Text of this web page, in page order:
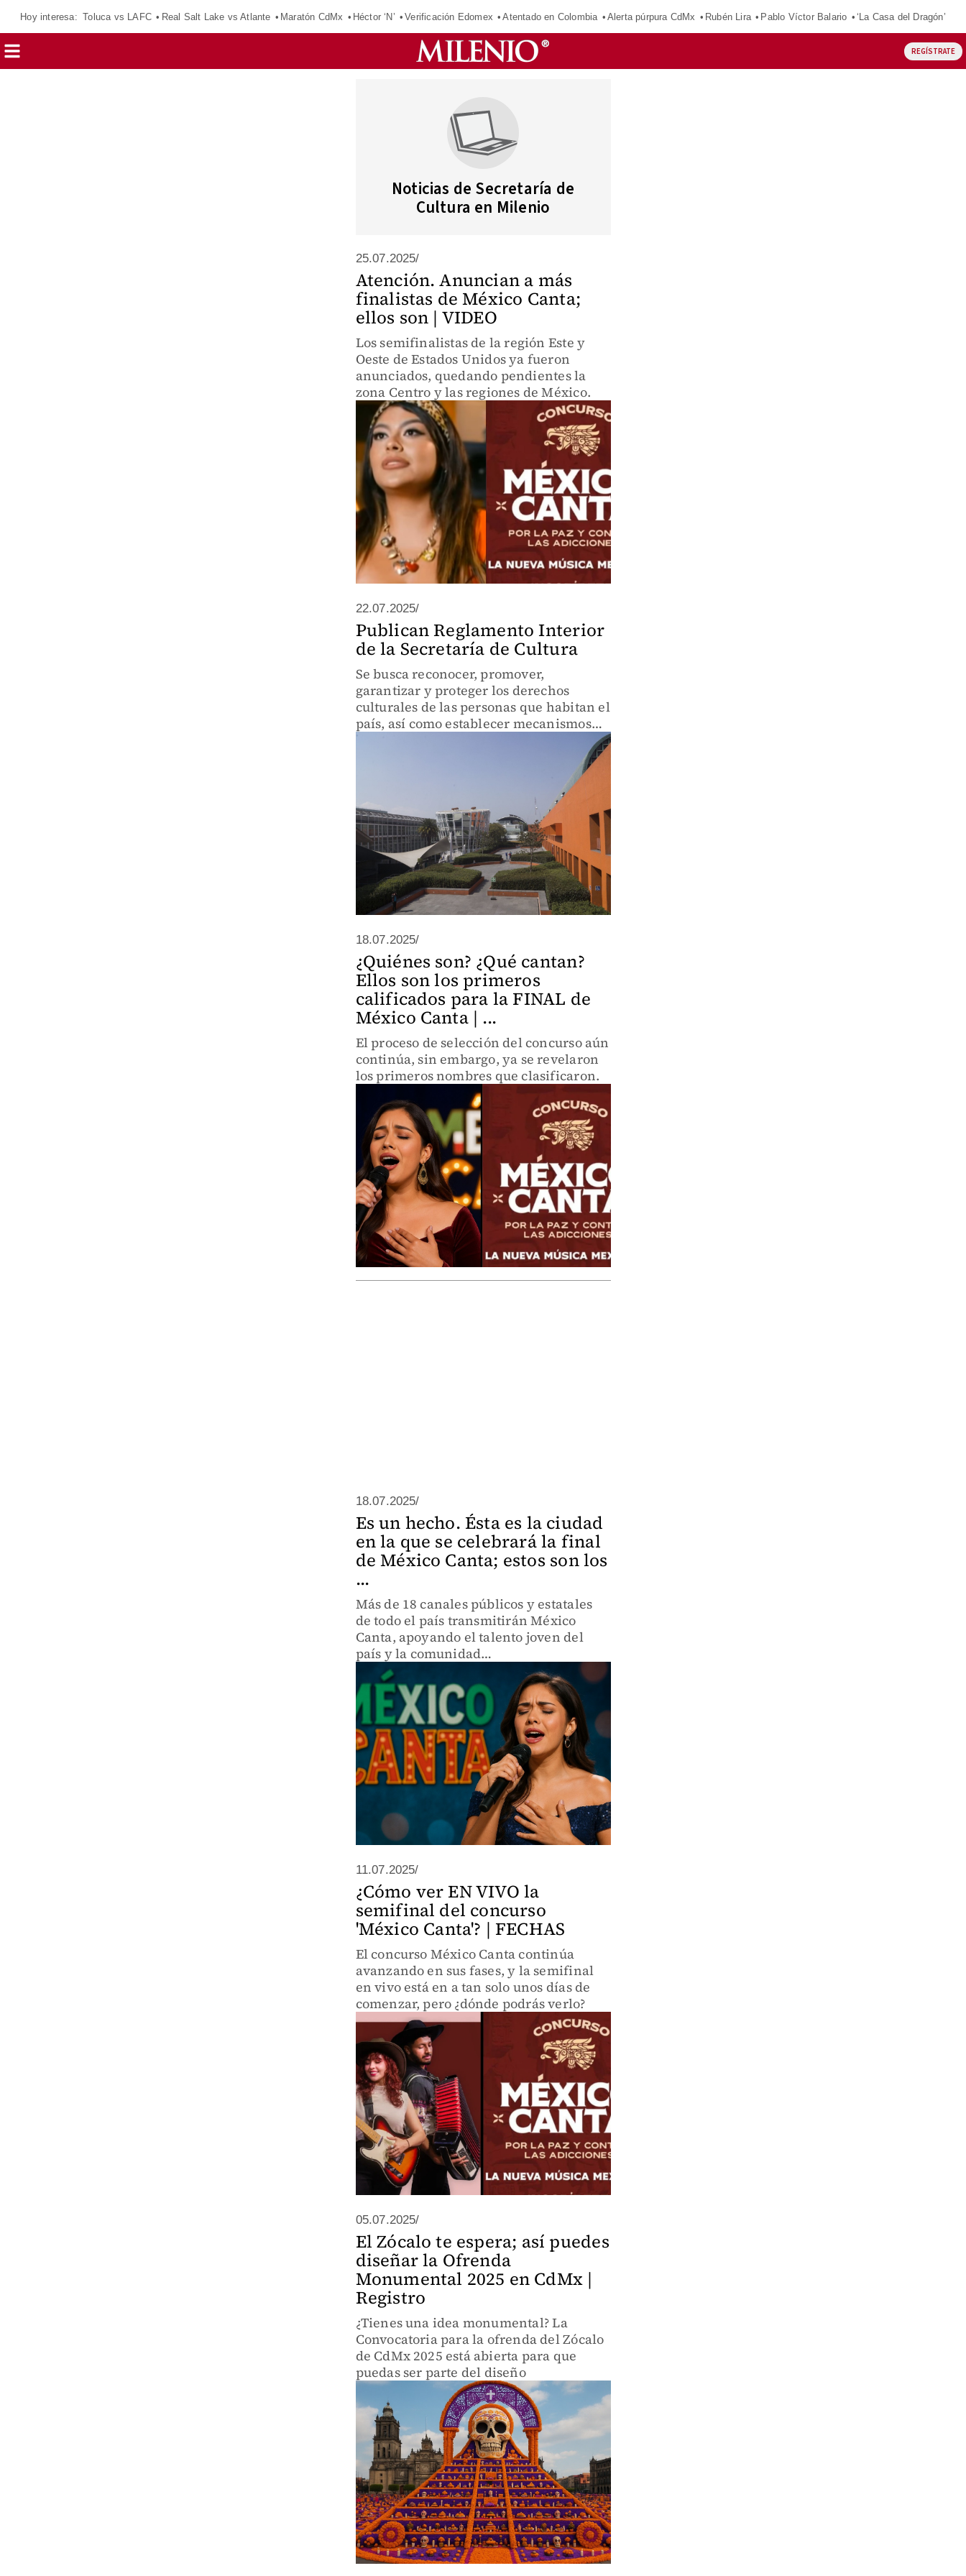
Hoy interesa: Toluca vs LAFC Real Salt Lake vs Atlante Maratón CdMx Héctor ‘N’ Verificación Edomex Atentado en Colombia Alerta púrpura CdMx Rubén Lira Pablo Víctor Balario ‘La Casa del Dragón’
REGÍSTRATE
Noticias de Secretaría de
Cultura en Milenio
25.07.2025/
Atención. Anuncian a más
finalistas de México Canta;
ellos son | VIDEO
Los semifinalistas de la región Este y
Oeste de Estados Unidos ya fueron
anunciados, quedando pendientes la
zona Centro y las regiones de México.
22.07.2025/
Publican Reglamento Interior
de la Secretaría de Cultura
Se busca reconocer, promover,
garantizar y proteger los derechos
culturales de las personas que habitan el
país, así como establecer mecanismos
manifestaciones culturales en todas sus
18.07.2025/
¿Quiénes son? ¿Qué cantan?
Ellos son los primeros
calificados para la FINAL de
México Canta | ...
El proceso de selección del concurso aún
continúa, sin embargo, ya se revelaron
los primeros nombres que clasificaron.
18.07.2025/
Es un hecho. Ésta es la ciudad
en la que se celebrará la final
de México Canta; estos son los
...
Más de 18 canales públicos y estatales
de todo el país transmitirán México
Canta, apoyando el talento joven del
país y la comunidad
mexicoestadounidense.
11.07.2025/
¿Cómo ver EN VIVO la
semifinal del concurso
'México Canta'? | FECHAS
El concurso México Canta continúa
avanzando en sus fases, y la semifinal
en vivo está en a tan solo unos días de
comenzar, pero ¿dónde podrás verlo?
05.07.2025/
El Zócalo te espera; así puedes
diseñar la Ofrenda
Monumental 2025 en CdMx |
Registro
¿Tienes una idea monumental? La
Convocatoria para la ofrenda del Zócalo
de CdMx 2025 está abierta para que
puedas ser parte del diseño